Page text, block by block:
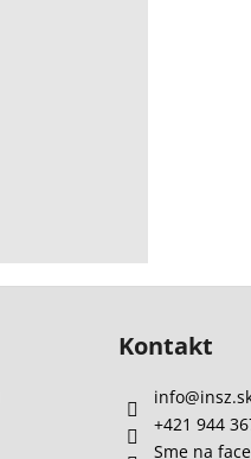
Kontakt
info@
+421 944
Sme na